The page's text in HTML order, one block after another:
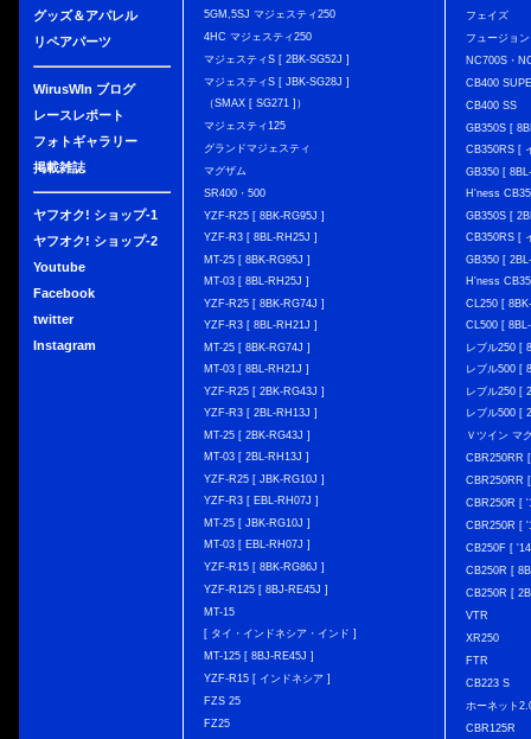
グッズ＆アパレル
リペアパーツ
WirusWIn ブログ
レースレポート
フォトギャラリー
掲載雑誌
ヤフオク! ショップ-1
ヤフオク! ショップ-2
Youtube
Facebook
twitter
Instagram
5GM,5SJ マジェスティ250
4HC マジェスティ250
マジェスティS [ 2BK-SG52J ]
マジェスティS [ JBK-SG28J ]
（SMAX [ SG271 ]）
マジェスティ125
グランドマジェスティ
マグザム
SR400・500
YZF-R25 [ 8BK-RG95J ]
YZF-R3 [ 8BL-RH25J ]
MT-25 [ 8BK-RG95J ]
MT-03 [ 8BL-RH25J ]
YZF-R25 [ 8BK-RG74J ]
YZF-R3 [ 8BL-RH21J ]
MT-25 [ 8BK-RG74J ]
MT-03 [ 8BL-RH21J ]
YZF-R25 [ 2BK-RG43J ]
YZF-R3 [ 2BL-RH13J ]
MT-25 [ 2BK-RG43J ]
MT-03 [ 2BL-RH13J ]
YZF-R25 [ JBK-RG10J ]
YZF-R3 [ EBL-RH07J ]
MT-25 [ JBK-RG10J ]
MT-03 [ EBL-RH07J ]
YZF-R15 [ 8BK-RG86J ]
YZF-R125 [ 8BJ-RE45J ]
MT-15
[ タイ・インドネシア・インド ]
MT-125 [ 8BJ-RE45J ]
YZF-R15 [ インドネシア ]
FZS 25
FZ25
フェイズ
フュージョン
NC700S・
CB400
CB400 SS
GB350S [
CB350RS [
GB350 [
H'ness
GB350S [
CB350RS [
GB350 [
H'ness
CL250 [
CL500 [
レブル250 [
レブル500 [
レブル250 [
レブル500 [
Ｖツイン マ
CBR250RR
CBR250RR
CBR250R [
CBR250R [
CB250F [
CB250R [
CB250R [
VTR
XR250
FTR
CB223 S
ホーネット
CBR125R